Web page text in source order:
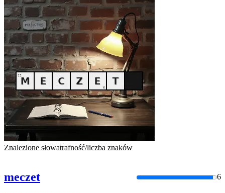
Znalezione słowatrafność/liczba znaków
meczet 6